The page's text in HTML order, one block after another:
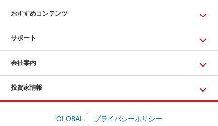
おすすめコンテンツ
サポート
会社案内
投資家情報
GLOBAL プライバシーポリシー